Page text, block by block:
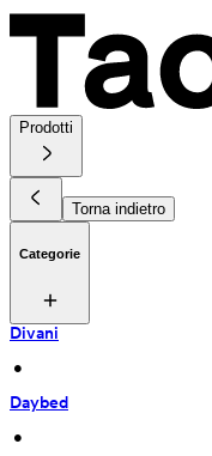
Prodotti
Torna indietro
Categorie
Divani
•
Daybed
•